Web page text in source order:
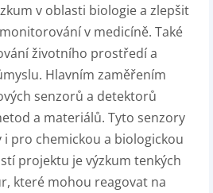
v oblasti biologie a zlepšit
v medicíně. Také
životního prostředí a
Hlavním zaměřením
senzorů a detektorů
a materiálů. Tyto senzory
pro chemickou a biologickou
projektu je výzkum tenkých
které mohou reagovat na